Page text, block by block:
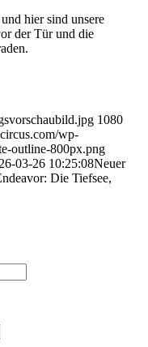
hier sind unsere
der Tür und die
1080
wp-
outline-800px.png
03-26 10:25:08Neuer
Die Tiefsee,